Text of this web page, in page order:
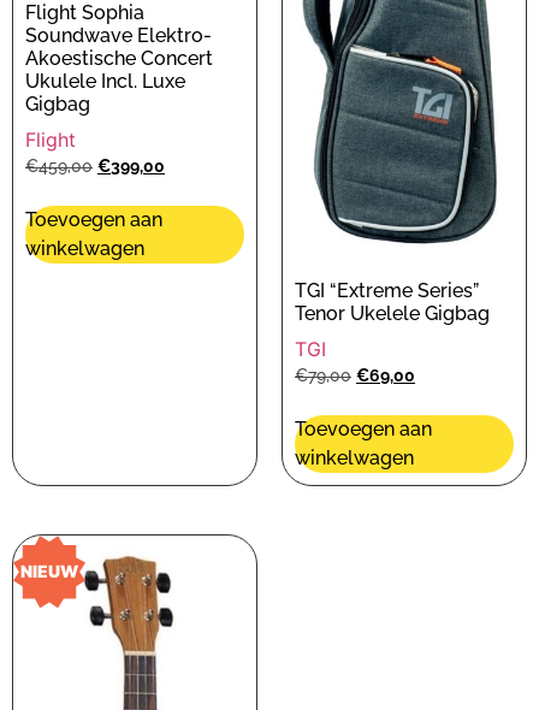
Flight Sophia
Soundwave Elektro-
Akoestische Concert
Ukulele Incl. Luxe
Gigbag
Flight
€459,00 €399,00
Toevoegen aan
winkelwagen
TGI “Extreme Series”
Tenor Ukelele Gigbag
TGI
€79,00 €69,00
Toevoegen aan
winkelwagen
NIEUW